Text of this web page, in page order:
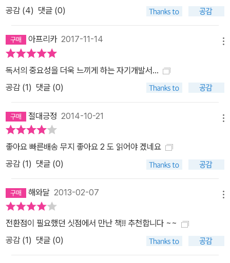
공감 (4) 댓글 (0)
아프리카2017-11-14
독서의 중요성을 더욱 느끼게 하는 자기개발서...
공감 (1) 댓글 (0)
절대긍정 2014-10-21
좋아요 빠른배송 무지 좋아요 2 도 읽어야 겠네요
공감 (1) 댓글 (0)
해와달 2013-02-07
전환점이 필요했던 싯점에서 만난 책!! 추천합니다 ~~
공감 (1) 댓글 (0)